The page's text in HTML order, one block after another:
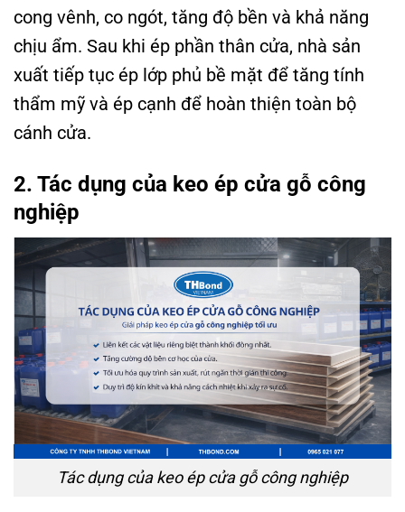
cong vênh, co ngót, tăng độ bền và khả năng
chịu ẩm. Sau khi ép phần thân cửa, nhà sản
xuất tiếp tục ép lớp phủ bề mặt để tăng tính
thẩm mỹ và ép cạnh để hoàn thiện toàn bộ
cánh cửa.
2. Tác dụng của keo ép cửa gỗ công
nghiệp
Tác dụng của keo ép cửa gỗ công nghiệp